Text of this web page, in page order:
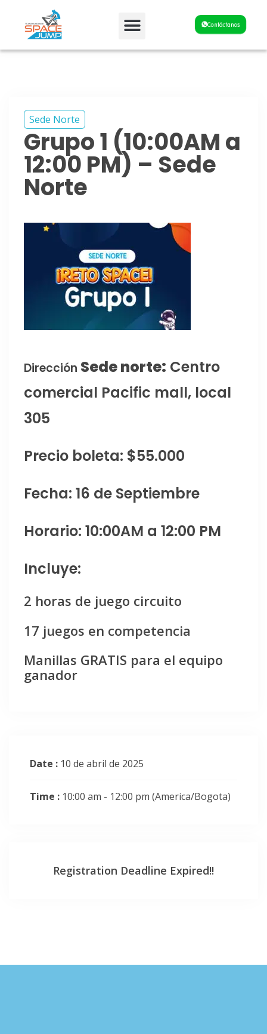
Contáctanos
Sede Norte
Grupo 1 (10:00AM a
12:00 PM) – Sede
Norte
Dirección Sede norte: Centro
comercial Pacific mall, local
305
Precio boleta: $55.000
Fecha: 16 de Septiembre
Horario: 10:00AM a 12:00 PM
Incluye:
2 horas de juego circuito
17 juegos en competencia
Manillas GRATIS para el equipo
ganador
Date : 10 de abril de 2025
Time : 10:00 am - 12:00 pm (America/Bogota)
Registration Deadline Expired!!